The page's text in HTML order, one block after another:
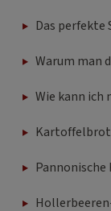
Das perfekte
Warum man
Wie kann ich
Kartoffelbrot
Pannonische